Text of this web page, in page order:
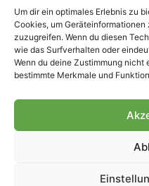
Um dir ein optimales Erlebnis zu
Cookies, um
zuzugreifen. Wenn du diesen
wie das Surfverhalten oder
Wenn du deine Zustimmung
bestimmte Merkmale und
– Alle rechte vorbehalten.
Fohlen-Hautnah.de ist ein
offiziell eingetragenes
bei der Deutschen
Nationalbibliothek (ISSN
Weiterverarbeitung, auch
Genehmigung.